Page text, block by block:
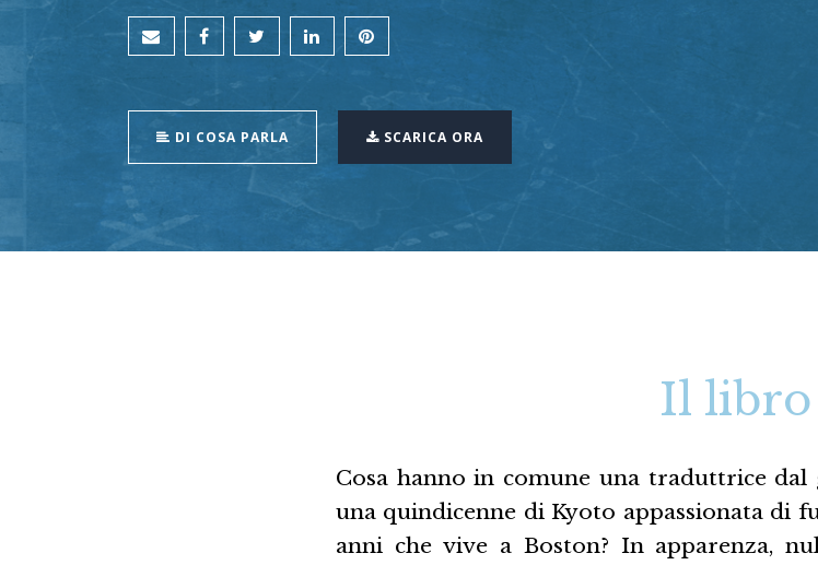
DI COSA PARLA SCARICA ORA
Il libro
Cosa hanno in comune una traduttrice dal
una quindicenne di Kyoto appassionata di
anni che vive a Boston? In apparenza,